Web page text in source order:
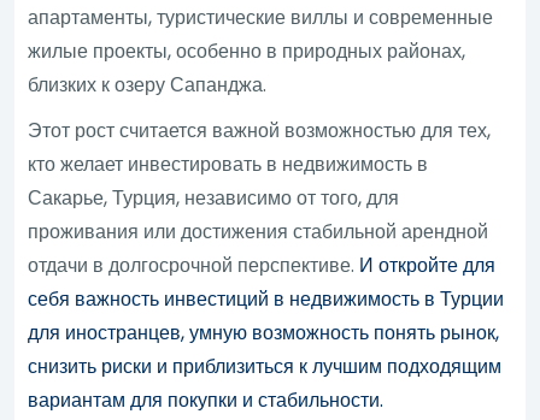
апартаменты, туристические виллы и современные
жилые проекты, особенно в природных районах,
близких к озеру Сапанджа.
Этот рост считается важной возможностью для тех,
кто желает инвестировать в недвижимость в
Сакарье, Турция, независимо от того, для
проживания или достижения стабильной арендной
отдачи в долгосрочной перспективе. И откройте для
себя важность инвестиций в недвижимость в Турции
для иностранцев, умную возможность понять рынок,
снизить риски и приблизиться к лучшим подходящим
вариантам для покупки и стабильности.